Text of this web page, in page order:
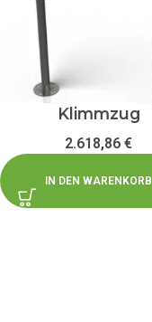
Klimmzug
2.618,86 €
IN DEN WARENKORB